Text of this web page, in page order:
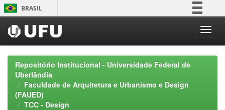
Skip
navigation
BRASIL
Participe
Acesso à informação
Legislação
Repositório Institucional - Universidade Federal de
Uberlândia
Faculdade de Arquitetura e Urbanismo e Design
(FAUED)
TCC - Design